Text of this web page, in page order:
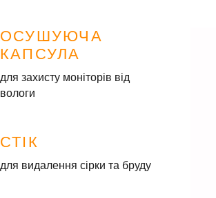
ОСУШУЮЧА
КАПСУЛА
для захисту моніторів від
вологи
СТІК
для видалення сірки та бруду